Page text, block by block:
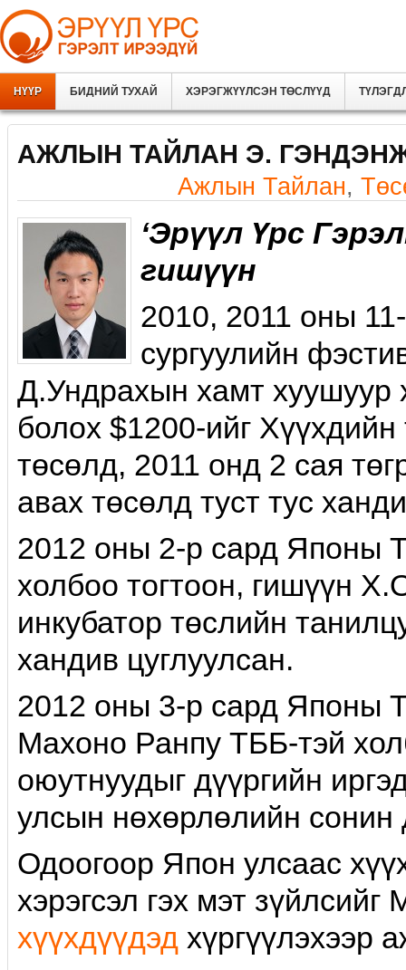
НҮҮР БИДНИЙ ТУХАЙ ХЭРЭГЖҮҮЛСЭН ТӨСЛҮҮД
АЖЛЫН ТАЙЛАН Э.
Ажлын Тайлан,
‘Эрүүл Үрс
гишүүн
2010, 2011 оны
сургуулийн
Д.Ундрахын хамт хуушуур
болох $1200-ийг Хүүхдийн
төсөлд, 2011 онд 2 сая
авах төсөлд туст тус
2012 оны 2-р сард Японы
холбоо тогтоон, гишүүн
инкубатор төслийн
хандив цуглуулсан.
2012 оны 3-р сард Японы
Махоно Ранпу ТББ-тэй
оюутнуудыг дүүргийн
улсын нөхөрлөлийн сонин
Одоогоор Япон улсаас
хэрэгсэл гэх мэт
хүүхдүүдэд хүргүүлэхээр